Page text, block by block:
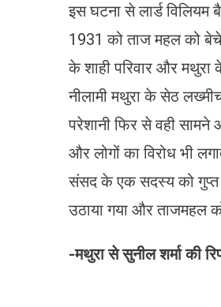
इस घटना से लार्ड
1931 को ताज महल को बेचे
के शाही परिवार और मथुरा
नीलामी मथुरा के सेठ
परेशानी फिर से वही
और लोगों का विरोध भी
संसद के एक सदस्य को गुप्त
उठाया गया और ताजमहल
-मथुरा से सुनील शर्मा की